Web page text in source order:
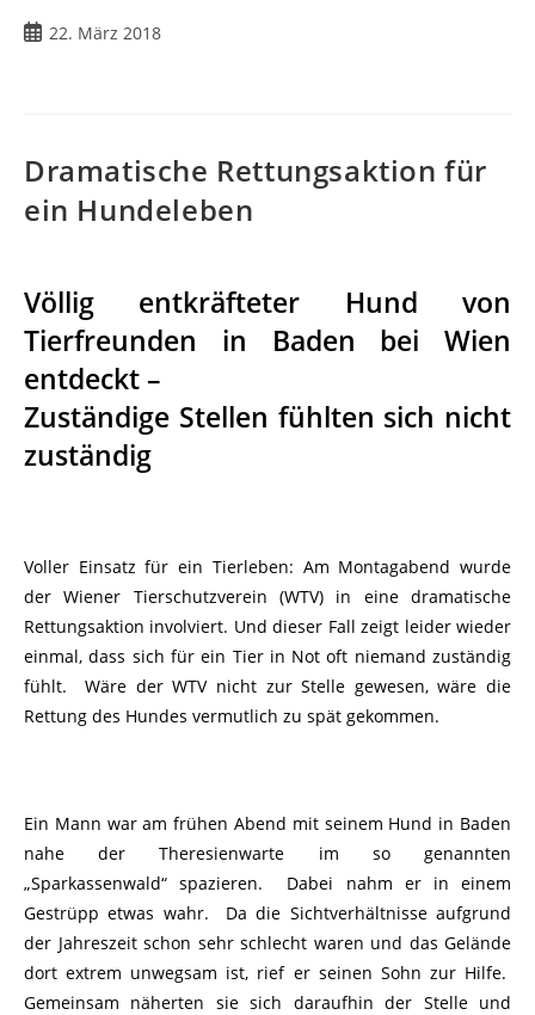
22. März 2018
Dramatische Rettungsaktion für
ein Hundeleben
Völlig entkräfteter Hund von
Tierfreunden in Baden bei Wien
entdeckt –
Zuständige Stellen fühlten sich nicht
zuständig
Voller Einsatz für ein Tierleben: Am Montagabend wurde
der Wiener Tierschutzverein (WTV) in eine dramatische
Rettungsaktion involviert. Und dieser Fall zeigt leider wieder
einmal, dass sich für ein Tier in Not oft niemand zuständig
fühlt. Wäre der WTV nicht zur Stelle gewesen, wäre die
Rettung des Hundes vermutlich zu spät gekommen.
Ein Mann war am frühen Abend mit seinem Hund in Baden
nahe der Theresienwarte im so genannten
„Sparkassenwald“ spazieren. Dabei nahm er in einem
Gestrüpp etwas wahr. Da die Sichtverhältnisse aufgrund
der Jahreszeit schon sehr schlecht waren und das Gelände
dort extrem unwegsam ist, rief er seinen Sohn zur Hilfe.
Gemeinsam näherten sie sich daraufhin der Stelle und